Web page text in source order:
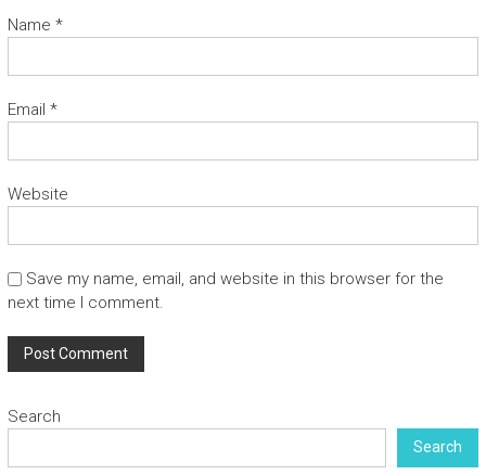
Name *
Email *
Website
Save my name, email, and website in this browser for the
next time I comment.
Search
Search